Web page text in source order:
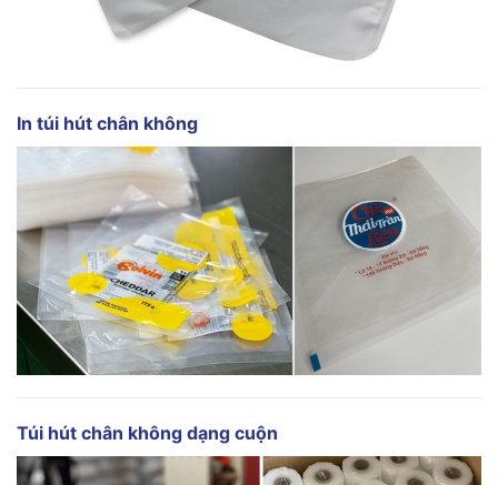
In túi hút chân không
Túi hút chân không dạng cuộn